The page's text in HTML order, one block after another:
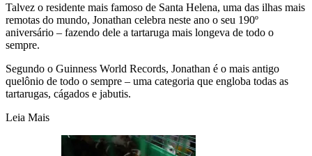
Talvez o residente mais famoso de Santa Helena, uma das ilhas mais
remotas do mundo, Jonathan celebra neste ano o seu 190º
aniversário – fazendo dele a tartaruga mais longeva de todo o
sempre.
Segundo o Guinness World Records, Jonathan é o mais antigo
quelônio de todo o sempre – uma categoria que engloba todas as
tartarugas, cágados e jabutis.
Leia Mais